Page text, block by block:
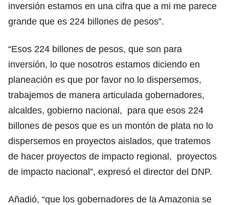
inversión estamos en una cifra que a mi me parece
grande que es 224 billones de pesos”.
“Esos 224 billones de pesos, que son para
inversión, lo que nosotros estamos diciendo en
planeación es que por favor no lo dispersemos,
trabajemos de manera articulada gobernadores,
alcaldes, gobierno nacional, para que esos 224
billones de pesos que es un montón de plata no lo
dispersemos en proyectos aislados, que tratemos
de hacer proyectos de impacto regional, proyectos
de impacto nacional”, expresó el director del DNP.
Añadió, “que los gobernadores de la Amazonia se